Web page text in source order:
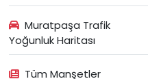
Muratpaşa Trafik
Yoğunluk Haritası
Tüm Manşetler